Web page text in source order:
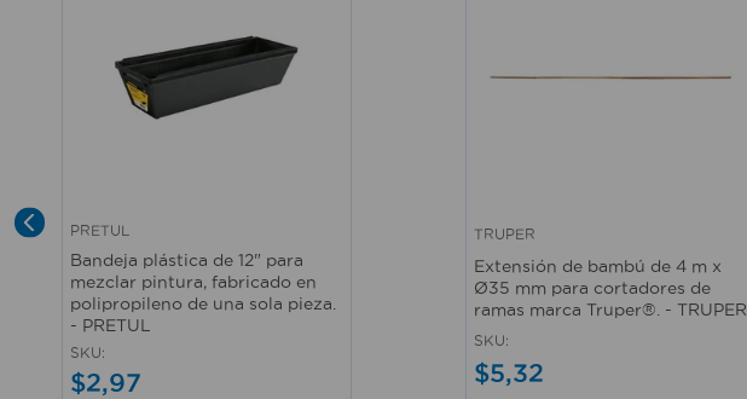
PRETUL
Bandeja plástica de 12" para
mezclar pintura, fabricado en
polipropileno de una sola pieza.
- PRETUL
SKU:
$2,97
Vista rápida
TRUPER
Extensión de bambú de 4 m x
Ø35 mm para cortadores de
ramas marca Truper®. - TRUPER
SKU:
$5,32